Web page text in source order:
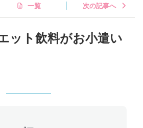
一覧 次の記事へ
ット飲料がお小遣い